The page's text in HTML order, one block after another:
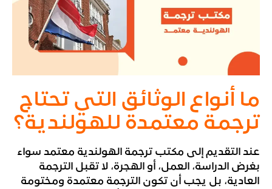
ما أنواع الوثائق التي تحتاج
ترجمة معتمدة للهولندية؟
عند التقديم إلى مكتب ترجمة الهولندية معتمد سواء
بغرض الدراسة، العمل، أو الهجرة، لا تقبل الترجمة
العادية، بل يجب أن تكون الترجمة معتمدة ومختومة